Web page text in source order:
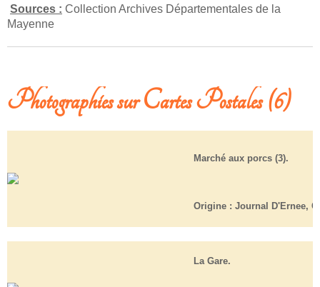
Sources : Collection Archives Départementales de la
Mayenne
Photographies sur Cartes Postales (6)
Marché aux porcs (3).
Origine : Journal D'Ernee,
La Gare.